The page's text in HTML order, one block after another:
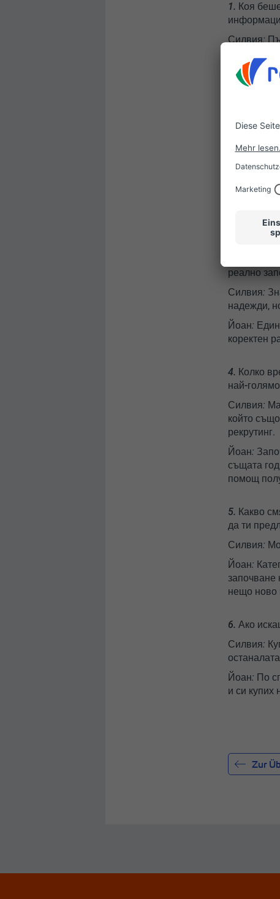
1. Коя
Силвия:
Йоан:
2. Как се
Силвия:Не
хората
За
си
бях
3. Какво
реално
Силвия:
надежди,
Йоан:
коректен
4. Колко
най-
Силвия:
който
рекрутинг.
Йоан:
същата
помощ
5. Какво
да ти
Силвия:
Йоан:
започване
нещо ново
6. Ако
Силвия:
Йоан: По
и си купих
Zur